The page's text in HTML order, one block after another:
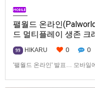
팰월드 온라인
드 멀티플레이 생존 크
99 HIKARU 0 0
'팰월드 온라인' 발표… 모바일